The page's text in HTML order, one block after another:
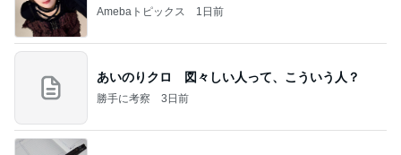
Amebaトピックス 1日前
あいのりクロ 図々しい人って、こういう人？
勝手に考察 3日前